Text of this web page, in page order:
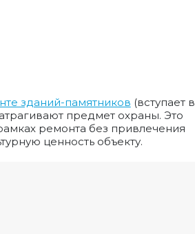
зданий-памятников (вступает в
предмет охраны. Это
ремонта без привлечения
ценность объекту.